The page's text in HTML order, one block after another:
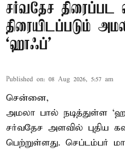
சர்வதேச திரைப்பட
திரையிடப்படும்
‘ஹாஃப்’
Published on: 08 Aug 2026, 5:57 am
சென்னை,
அமலா பால் நடித்துள்ள
சர்வதேச அளவில் புதிய
பெற்றுள்ளது. செப்டம்பர்